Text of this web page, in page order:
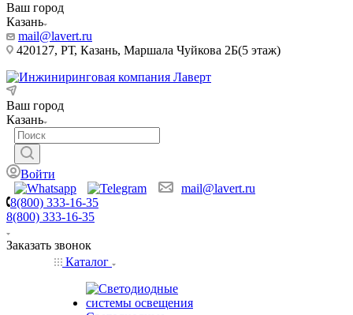
Ваш город
Казань
mail@lavert.ru
420127, РТ, Казань, Маршала Чуйкова 2Б(5 этаж)
Ваш город
Казань
Войти
mail@lavert.ru
8(800) 333-16-35
8(800) 333-16-35
Заказать звонок
Каталог